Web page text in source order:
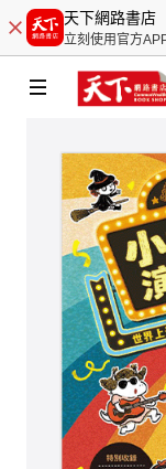
天下網路書店
立刻使用官方